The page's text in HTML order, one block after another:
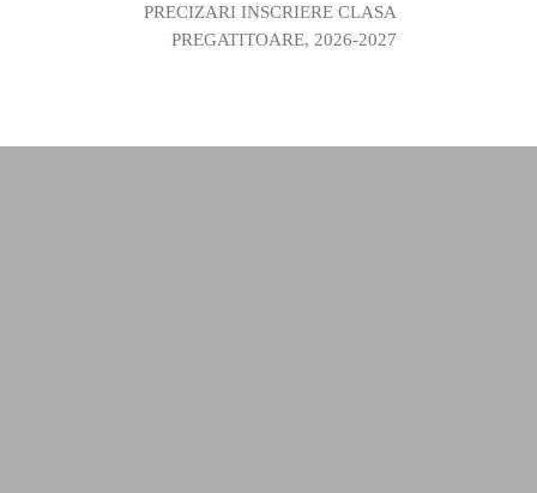
PRECIZARI INSCRIERE CLASA
PREGATITOARE, 2026-2027